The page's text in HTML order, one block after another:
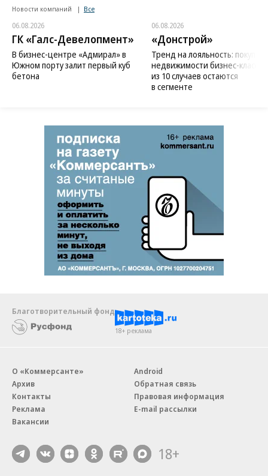
Новости компаний Все
06.08.2026
ГК «Галс-Девелопмент»
В бизнес-центре «Адмирал» в
Южном порту залит первый куб
бетона
06.08.2026
«Донстрой»
Тренд на лояльность:
недвижимости бизнес-класса
из 10 случаев остаются
в сегменте
Благотворительный фонд
18+ реклама
О «Коммерсанте»
Архив
Контакты
Реклама
Вакансии
Android
Обратная связь
Правовая информация
E-mail рассылки
18+